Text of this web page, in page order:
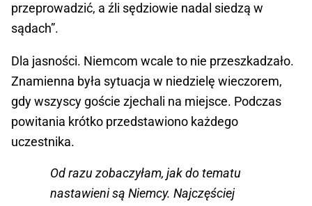
przeprowadzić, a źli sędziowie nadal siedzą w
sądach”.
Dla jasności. Niemcom wcale to nie przeszkadzało.
Znamienna była sytuacja w niedzielę wieczorem,
gdy wszyscy goście zjechali na miejsce. Podczas
powitania krótko przedstawiono każdego
uczestnika.
Od razu zobaczyłam, jak do tematu
nastawieni są Niemcy. Najczęściej